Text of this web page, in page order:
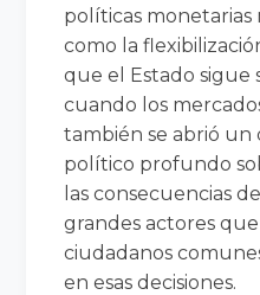
políticas monetarias
como la
que el Estado sigue
cuando los
también se abrió un
político profundo
las consecuencias
grandes actores
ciudadanos
en esas decisiones.